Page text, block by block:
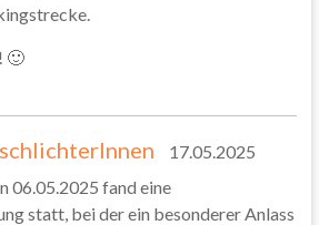
🙂
17.05.2025
06.05.2025 fand eine
statt, bei der ein besonderer Anlass